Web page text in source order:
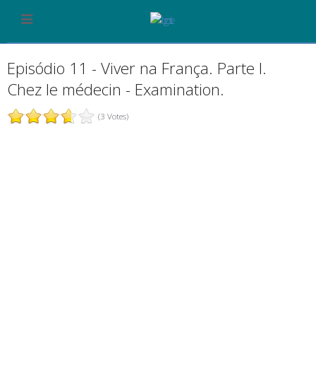
Episódio 11 - Viver na França. Parte I.
Chez le médecin - Examination.
(3 Votes)